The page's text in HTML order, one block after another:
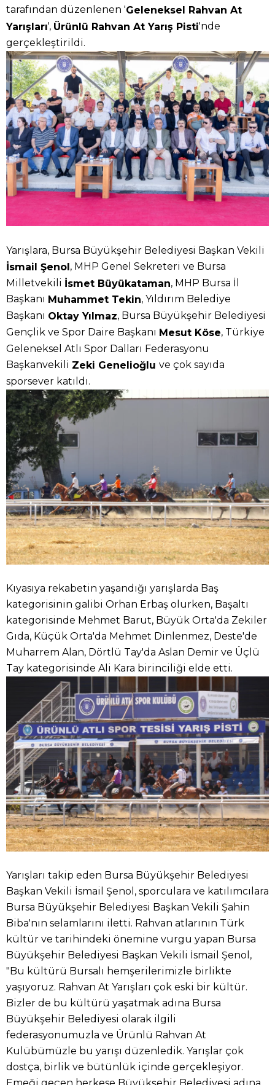
tarafından düzenlenen 'Geleneksel Rahvan At
Yarışları', Ürünlü Rahvan At Yarış Pisti'nde
gerçekleştirildi.
Yarışlara, Bursa Büyükşehir Belediyesi Başkan Vekili
İsmail Şenol, MHP Genel Sekreteri ve Bursa
Milletvekili İsmet Büyükataman, MHP Bursa İl
Başkanı Muhammet Tekin, Yıldırım Belediye
Başkanı Oktay Yılmaz, Bursa Büyükşehir Belediyesi
Gençlik ve Spor Daire Başkanı Mesut Köse, Türkiye
Geleneksel Atlı Spor Dalları Federasyonu
Başkanvekili Zeki Genelioğlu ve çok sayıda
sporsever katıldı.
Kıyasıya rekabetin yaşandığı yarışlarda Baş
kategorisinin galibi Orhan Erbaş olurken, Başaltı
kategorisinde Mehmet Barut, Büyük Orta'da Zekiler
Gıda, Küçük Orta'da Mehmet Dinlenmez, Deste'de
Muharrem Alan, Dörtlü Tay'da Aslan Demir ve Üçlü
Tay kategorisinde Ali Kara birinciliği elde etti.
Yarışları takip eden Bursa Büyükşehir Belediyesi
Başkan Vekili İsmail Şenol, sporculara ve katılımcılara
Bursa Büyükşehir Belediyesi Başkan Vekili Şahin
Biba'nın selamlarını iletti. Rahvan atlarının Türk
kültür ve tarihindeki önemine vurgu yapan Bursa
Büyükşehir Belediyesi Başkan Vekili İsmail Şenol,
"Bu kültürü Bursalı hemşerilerimizle birlikte
yaşıyoruz. Rahvan At Yarışları çok eski bir kültür.
Bizler de bu kültürü yaşatmak adına Bursa
Büyükşehir Belediyesi olarak ilgili
federasyonumuzla ve Ürünlü Rahvan At
Kulübümüzle bu yarışı düzenledik. Yarışlar çok
dostça, birlik ve bütünlük içinde gerçekleşiyor.